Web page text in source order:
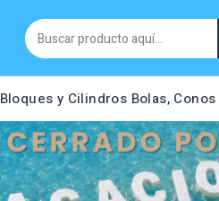
Bloques y Cilindros Bolas,